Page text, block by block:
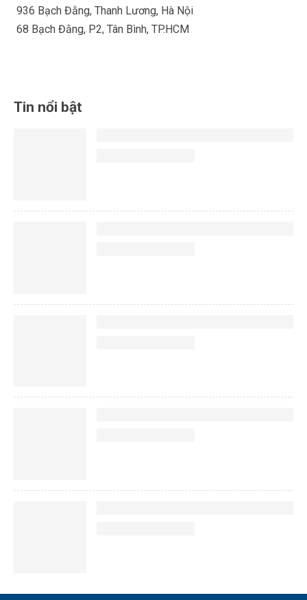
936 Bạch Đằng, Thanh Lương, Hà Nội
68 Bạch Đằng, P2, Tân Bình, TP.HCM
Tin nổi bật